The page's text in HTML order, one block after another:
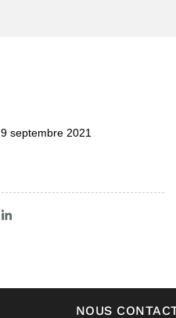
9 septembre 2021
NOUS